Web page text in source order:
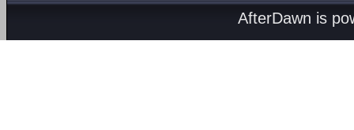
AfterDawn is